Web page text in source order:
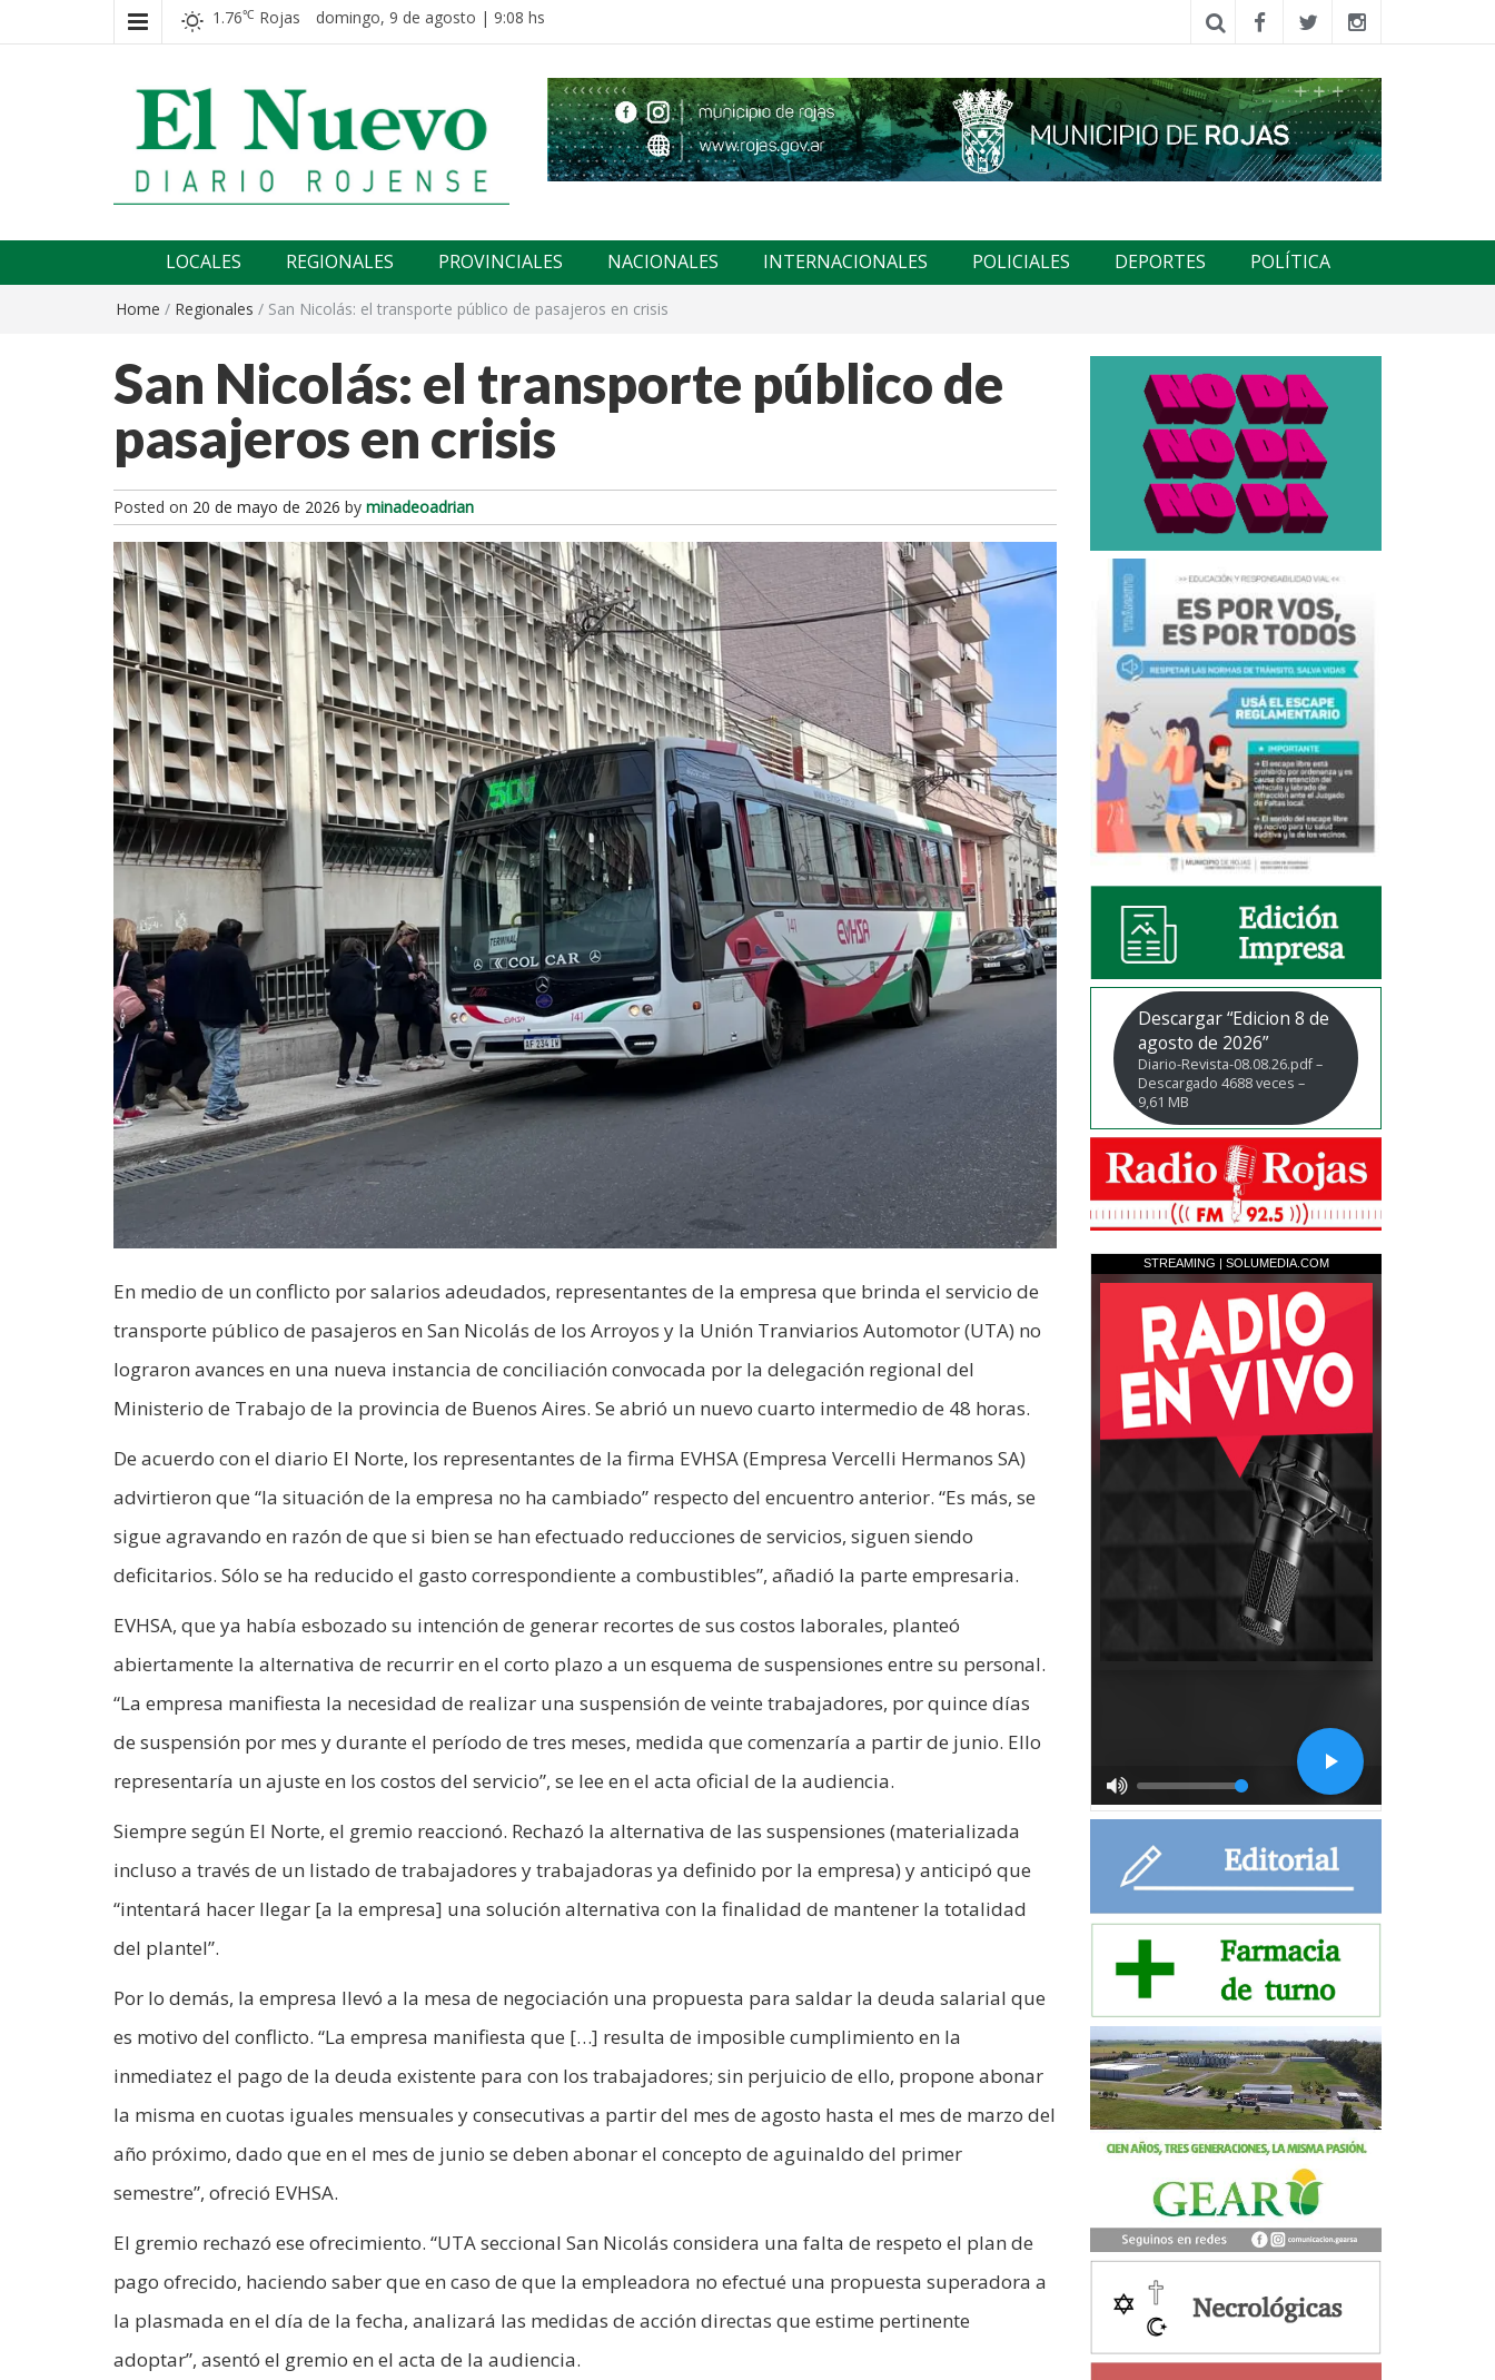
1.76℃ Rojas domingo, 9 de agosto | 9:08 hs
El nuevo rojense
LOCALES REGIONALES PROVINCIALES NACIONALES INTERNACIONALES POLICIALES DEPORTES POLÍTICA
Home / Regionales / San Nicolás: el transporte público de pasajeros en crisis
San Nicolás: el transporte público de
pasajeros en crisis
Posted on 20 de mayo de 2026 by minadeoadrian
En medio de un conflicto por salarios adeudados, representantes de la empresa que brinda el servicio de
transporte público de pasajeros en San Nicolás de los Arroyos y la Unión Tranviarios Automotor (UTA) no
lograron avances en una nueva instancia de conciliación convocada por la delegación regional del
Ministerio de Trabajo de la provincia de Buenos Aires. Se abrió un nuevo cuarto intermedio de 48 horas.
De acuerdo con el diario El Norte, los representantes de la firma EVHSA (Empresa Vercelli Hermanos SA)
advirtieron que “la situación de la empresa no ha cambiado” respecto del encuentro anterior. “Es más, se
sigue agravando en razón de que si bien se han efectuado reducciones de servicios, siguen siendo
deficitarios. Sólo se ha reducido el gasto correspondiente a combustibles”, añadió la parte empresaria.
EVHSA, que ya había esbozado su intención de generar recortes de sus costos laborales, planteó
abiertamente la alternativa de recurrir en el corto plazo a un esquema de suspensiones entre su personal.
“La empresa manifiesta la necesidad de realizar una suspensión de veinte trabajadores, por quince días
de suspensión por mes y durante el período de tres meses, medida que comenzaría a partir de junio. Ello
representaría un ajuste en los costos del servicio”, se lee en el acta oficial de la audiencia.
Siempre según El Norte, el gremio reaccionó. Rechazó la alternativa de las suspensiones (materializada
incluso a través de un listado de trabajadores y trabajadoras ya definido por la empresa) y anticipó que
“intentará hacer llegar [a la empresa] una solución alternativa con la finalidad de mantener la totalidad
del plantel”.
Por lo demás, la empresa llevó a la mesa de negociación una propuesta para saldar la deuda salarial que
es motivo del conflicto. “La empresa manifiesta que […] resulta de imposible cumplimiento en la
inmediatez el pago de la deuda existente para con los trabajadores; sin perjuicio de ello, propone abonar
la misma en cuotas iguales mensuales y consecutivas a partir del mes de agosto hasta el mes de marzo del
año próximo, dado que en el mes de junio se deben abonar el concepto de aguinaldo del primer
semestre”, ofreció EVHSA.
El gremio rechazó ese ofrecimiento. “UTA seccional San Nicolás considera una falta de respeto el plan de
pago ofrecido, haciendo saber que en caso de que la empleadora no efectué una propuesta superadora a
la plasmada en el día de la fecha, analizará las medidas de acción directas que estime pertinente
adoptar”, asentó el gremio en el acta de la audiencia.
Descargar “Edicion 8 de
agosto de 2026”
Diario-Revista-08.08.26.pdf –
Descargado 4688 veces –
9,61 MB